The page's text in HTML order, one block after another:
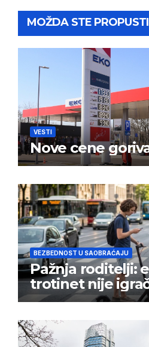
MOŽDA STE
VESTI
Nove cene
BEZBEDNOST U SAOBRAĆAJU
Pažnja roditelji:
trotinet nije